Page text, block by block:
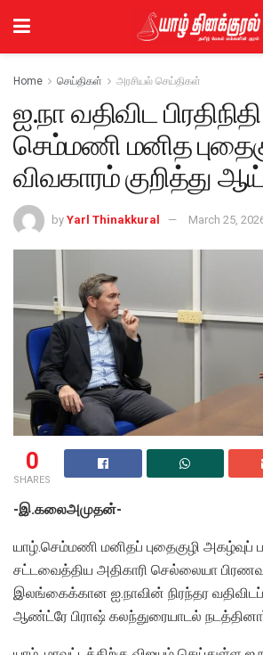
Home செய்திகள் அரசியல் செய்திகள்
ஐ.நா வதிவிட
செம்மணி மனித
விவகாரம் குறித்து
by Yarl Thinakkural March 25,
0
SHARES
-இ.கலைஅமுதன்-
யாழ்.செம்மணி மனிதப் புதைகுழி
சட்டவைத்திய அதிகாரி செல்லையா
இலங்கைக்கான ஐ.நாவின் நிரந்தர வதிவிடப்
ஆண்ட்ரே பிராஷ் கலந்துரையாடல்